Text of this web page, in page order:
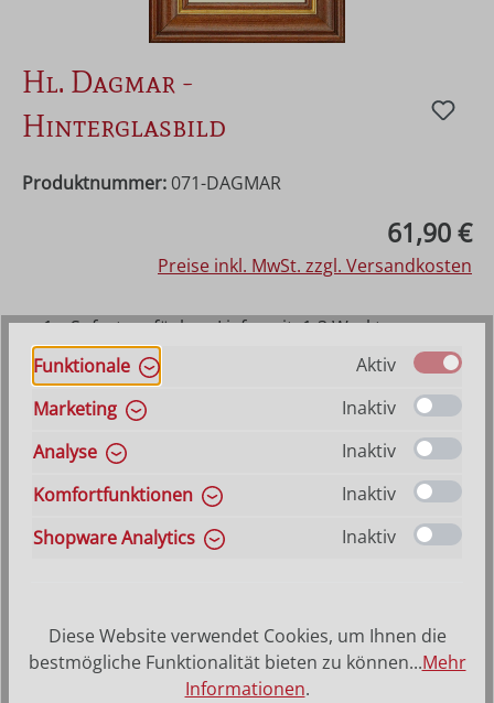
Hl. Dagmar -
Hinterglasbild
Produktnummer: 071-DAGMAR
61,90 €
Preise inkl. MwSt. zzgl. Versandkosten
1 x Sofort verfügbar, Lieferzeit: 1-3 Werktage
ansonsten Vorraussichtlich lieferbar ab 21. August
2026
Produkt Anzahl: Gib den gewünschten
In den Warenkorb
AB 150,-*
Dagmar - Hinterglasbild, Patronatsbild, Namenspatron mit
Heiligenname, Hinterglasmalerei Rahmen aus Echtholz –
Funktionale
Aktiv
Marketing
Inaktiv
Analyse
Inaktiv
Komfortfunktionen
Inaktiv
Shopware Analytics
Inaktiv
Diese Website verwendet Cookies, um Ihnen die
bestmögliche Funktionalität bieten zu können...Mehr
Informationen.